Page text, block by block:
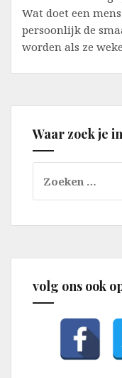
Wat doet een
persoonlijk de
worden als ze
Waar zoek je
naar:
volg ons ook